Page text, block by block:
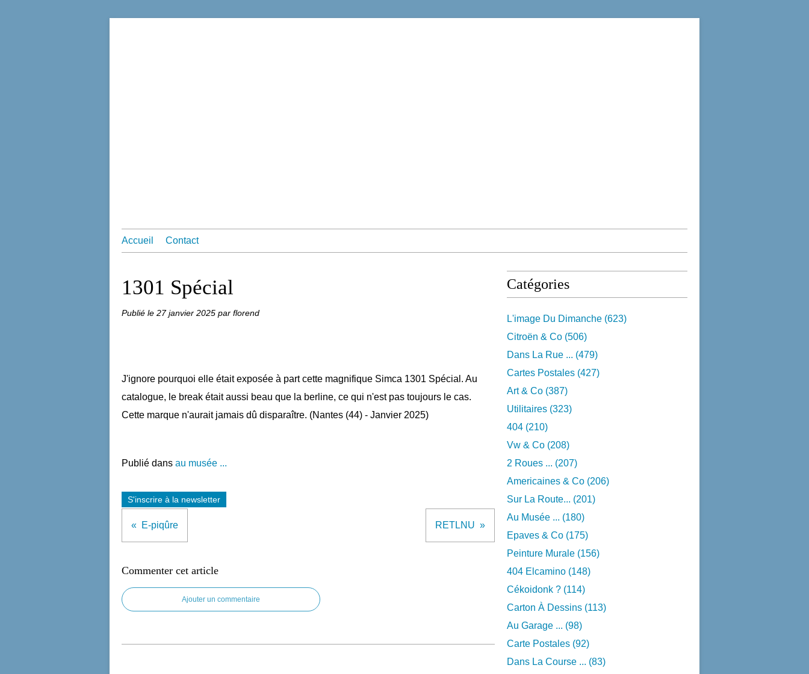
Accueil Contact
1301 Spécial
Publié le 27 janvier 2025 par florend
J'ignore pourquoi elle était exposée à part cette magnifique Simca 1301 Spécial. Au
catalogue, le break était aussi beau que la berline, ce qui n'est pas toujours le cas.
Cette marque n'aurait jamais dû disparaître. (Nantes (44) - Janvier 2025)
Publié dans au musée ...
S'inscrire à la newsletter
E-piqûre RETLNU
Commenter cet article
Ajouter un commentaire
Catégories
L'image Du Dimanche (623)
Citroën & Co (506)
Dans La Rue ... (479)
Cartes Postales (427)
Art & Co (387)
Utilitaires (323)
404 (210)
Vw & Co (208)
2 Roues ... (207)
Americaines & Co (206)
Sur La Route... (201)
Au Musée ... (180)
Epaves & Co (175)
Peinture Murale (156)
404 Elcamino (148)
Cékoidonk ? (114)
Carton À Dessins (113)
Au Garage ... (98)
Carte Postales (92)
Dans La Course ... (83)